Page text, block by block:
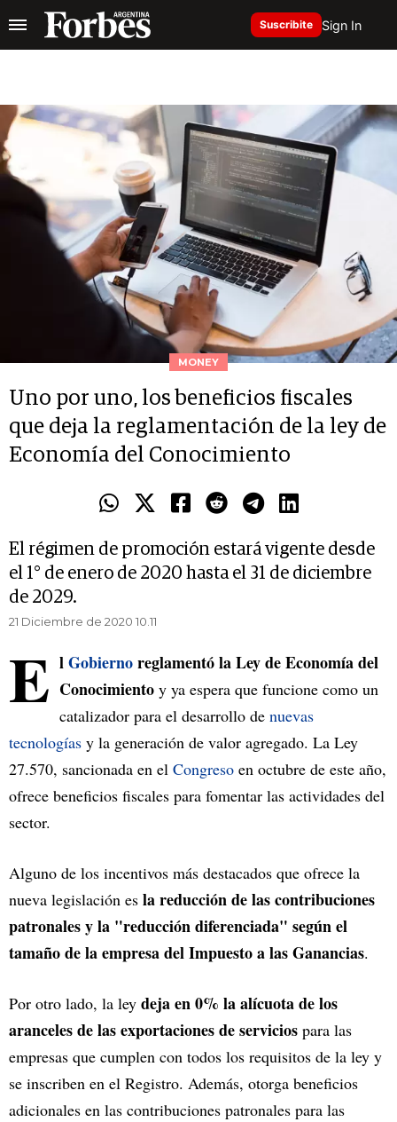
Suscribite Sign In
MONEY
Uno por uno, los beneficios fiscales
que deja la reglamentación de la ley de
Economía del Conocimiento
El régimen de promoción estará vigente desde
el 1° de enero de 2020 hasta el 31 de diciembre
de 2029.
21 Diciembre de 2020 10.11
E lGobiernoreglamentó la Ley de Economía del
Conocimiento y ya espera que funcione como un
catalizador para el desarrollo de nuevas
tecnologías y la generación de valor agregado. La Ley
27.570, sancionada en el Congreso en octubre de este año,
ofrece beneficios fiscales para fomentar las actividades del
sector.
Alguno de los incentivos más destacados que ofrece la
nueva legislación es la reducción de las contribuciones
patronales y la "reducción diferenciada" según el
tamaño de la empresa del Impuesto a las Ganancias.
Por otro lado, la ley deja en 0% la alícuota de los
aranceles de las exportaciones de servicios para las
empresas que cumplen con todos los requisitos de la ley y
se inscriben en el Registro. Además, otorga beneficios
adicionales en las contribuciones patronales para las